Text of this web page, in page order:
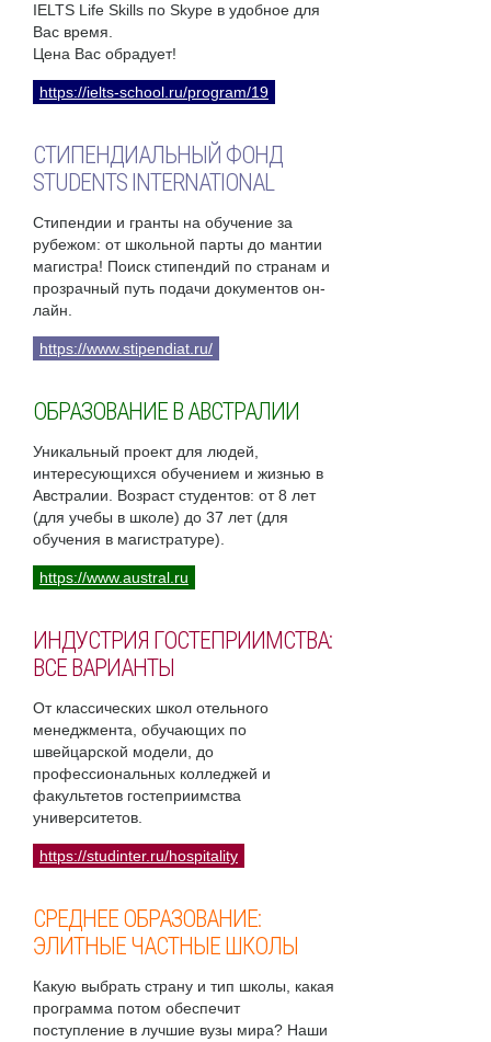
IELTS Life Skills по Skype в удобное для
Вас время.
Цена Вас обрадует!
https://ielts-school.ru/program/19
СТИПЕНДИАЛЬНЫЙ ФОНД
STUDENTS INTERNATIONAL
Стипендии и гранты на обучение за
рубежом: от школьной парты до мантии
магистра! Поиск стипендий по странам и
прозрачный путь подачи документов он-
лайн.
https://www.stipendiat.ru/
ОБРАЗОВАНИЕ В АВСТРАЛИИ
Уникальный проект для людей,
интересующихся обучением и жизнью в
Австралии. Возраст студентов: от 8 лет
(для учебы в школе) до 37 лет (для
обучения в магистратуре).
https://www.austral.ru
ИНДУСТРИЯ ГОСТЕПРИИМСТВА:
ВСЕ ВАРИАНТЫ
От классических школ отельного
менеджмента, обучающих по
швейцарской модели, до
профессиональных колледжей и
факультетов гостеприимства
университетов.
https://studinter.ru/hospitality
СРЕДНЕЕ ОБРАЗОВАНИЕ:
ЭЛИТНЫЕ ЧАСТНЫЕ ШКОЛЫ
Какую выбрать страну и тип школы, какая
программа потом обеспечит
поступление в лучшие вузы мира? Наши